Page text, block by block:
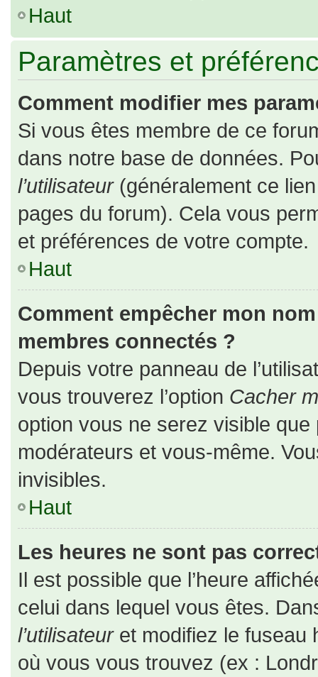
Haut
Paramètres et
Comment modifier mes
Si vous êtes membre de ce
dans notre base de données.
l’utilisateur(généralement ce
pages du forum). Cela vous
et préférences de votre compte.
Haut
Comment empêcher mon
membres connectés ?
Depuis votre panneau de
vous trouverez l’option Cacher
option vous ne serez visible
modérateurs et vous-même.
invisibles.
Haut
Les heures ne sont pas
Il est possible que l’heure
celui dans lequel vous êtes.
l’utilisateuret modifiez le fuseau
où vous vous trouvez (ex :